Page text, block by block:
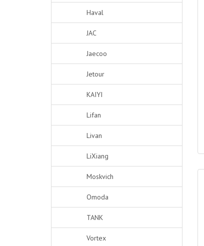
Haval
JAC
Jaecoo
Jetour
KAIYI
Lifan
Livan
LiXiang
Moskvich
Omoda
TANK
Vortex